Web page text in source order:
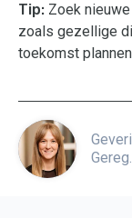
Tip: Zoek
zoals gezellige
toekomst